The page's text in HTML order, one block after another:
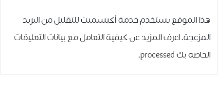
هذا الموقع يستخدم خدمة أكيسميت للتقليل من البريد
المزعجة.اعرف المزيد عن كيفية التعامل مع بيانات التعليقات
الخاصة بك processed
.